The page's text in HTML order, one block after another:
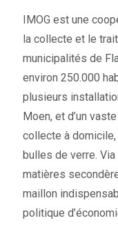
IMOG est une
la collecte et le
municipalités de
environ 250.000
plusieurs
Moen, et d’un
collecte à
bulles de verre.
matières
maillon
politique